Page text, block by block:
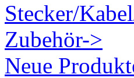
Stecker/
Zubehör->
Neue